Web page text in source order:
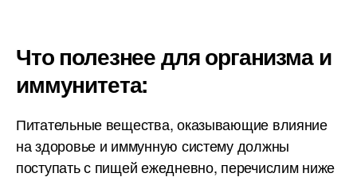
Что полезнее для организма и
иммунитета:
Питательные вещества, оказывающие влияние
на здоровье и иммунную систему должны
поступать с пищей ежедневно, перечислим ниже